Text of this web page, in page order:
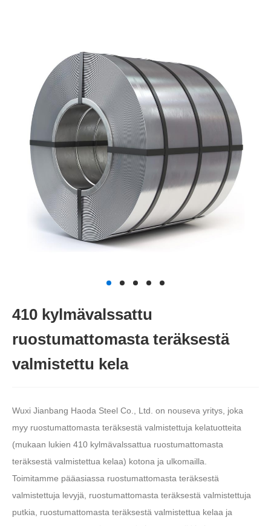
410 kylmävalssattu
ruostumattomasta teräksestä
valmistettu kela
Wuxi Jianbang Haoda Steel Co., Ltd. on nouseva yritys, joka
myy ruostumattomasta teräksestä valmistettuja kelatuotteita
(mukaan lukien 410 kylmävalssattua ruostumattomasta
teräksestä valmistettua kelaa) kotona ja ulkomailla.
Toimitamme pääasiassa ruostumattomasta teräksestä
valmistettuja levyjä, ruostumattomasta teräksestä valmistettuja
putkia, ruostumattomasta teräksestä valmistettua kelaa ja